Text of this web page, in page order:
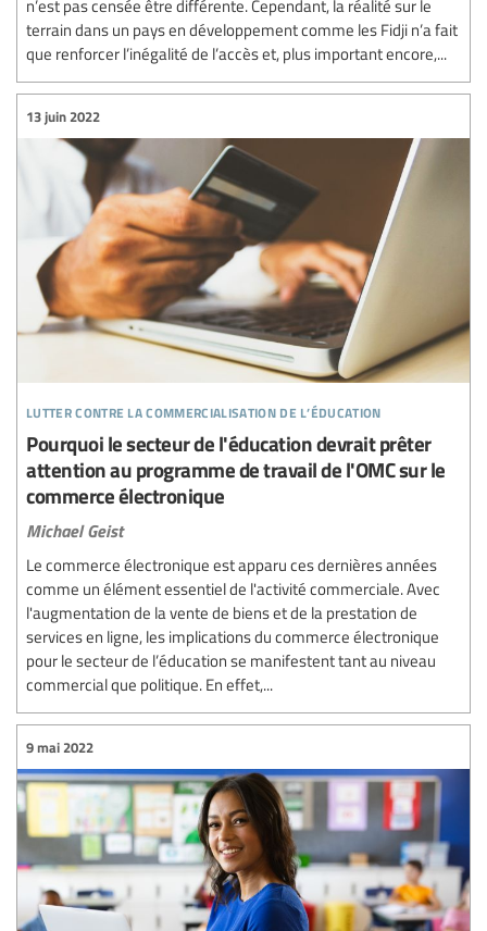
n’est pas censée être différente. Cependant, la réalité sur le
terrain dans un pays en développement comme les Fidji n’a fait
que renforcer l’inégalité de l’accès et, plus important encore,...
lutter contre la commercialisation de l’éducation
13 juin 2022
Pourquoi le secteur de l'éducation devrait prêter
attention au programme de travail de l'OMC sur le
commerce électronique
Michael Geist
Le commerce électronique est apparu ces dernières années
comme un élément essentiel de l'activité commerciale. Avec
l'augmentation de la vente de biens et de la prestation de
services en ligne, les implications du commerce électronique
pour le secteur de l’éducation se manifestent tant au niveau
commercial que politique. En effet,...
9 mai 2022